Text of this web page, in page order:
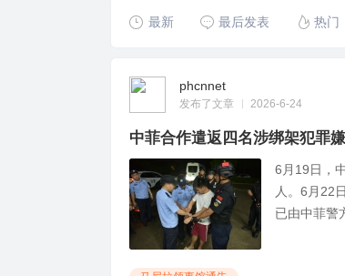
最新 最后发表 热门
phcnnet
发布了文章 2026-6-24
中菲合作遣返四名涉绑架犯罪
6月19日，
人。6月22
已由中菲警